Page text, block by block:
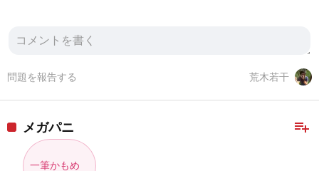
荒木若干
問題を報告する
playlist_add
メガパニ
一筆かもめ